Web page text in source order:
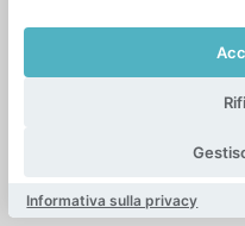
Informativa sulla privacy